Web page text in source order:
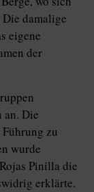
damalige
eigene
der
an. Die
zu
wurde
Pinilla die
erklärte.